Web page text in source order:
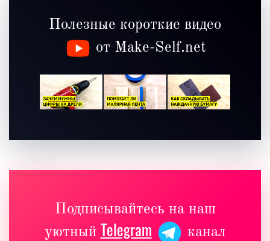
Полезные короткие видео
от Make-Self.net
Подписывайтесь на наш
уютный Telegram канал